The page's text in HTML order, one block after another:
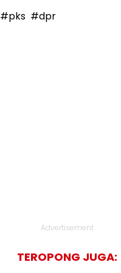
#pks #dpr
Advertisement
TEROPONG JUGA: